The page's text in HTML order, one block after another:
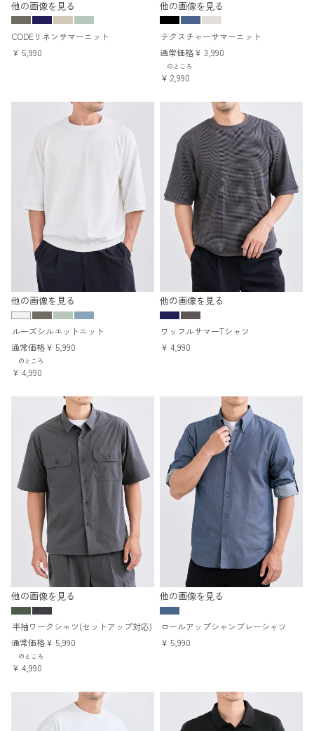
他の画像を見る
CODEリネンサマーニット
¥ 5,990
他の画像を見る
テクスチャーサマーニット
通常価格¥ 3,990
のところ
¥ 2,990
他の画像を見る
ルーズシルエットニット
通常価格¥ 5,990
のところ
¥ 4,990
他の画像を見る
ワッフルサマーTシャツ
¥ 4,990
他の画像を見る
半袖ワークシャツ(セットアップ対応)
通常価格¥ 5,990
のところ
¥ 4,990
他の画像を見る
ロールアップシャンブレーシャツ
¥ 5,990